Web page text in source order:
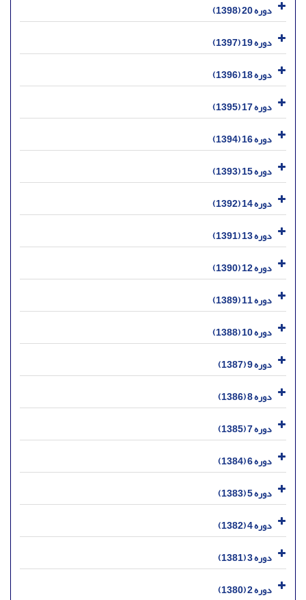
دوره 20 (1398)
دوره 19 (1397)
دوره 18 (1396)
دوره 17 (1395)
دوره 16 (1394)
دوره 15 (1393)
دوره 14 (1392)
دوره 13 (1391)
دوره 12 (1390)
دوره 11 (1389)
دوره 10 (1388)
دوره 9 (1387)
دوره 8 (1386)
دوره 7 (1385)
دوره 6 (1384)
دوره 5 (1383)
دوره 4 (1382)
دوره 3 (1381)
دوره 2 (1380)